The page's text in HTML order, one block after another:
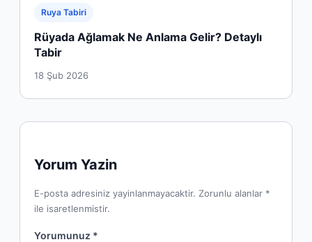
Ruya Tabiri
Rüyada Ağlamak Ne Anlama Gelir? Detaylı
Tabir
18 Şub 2026
Yorum Yazin
E-posta adresiniz yayinlanmayacaktir. Zorunlu alanlar *
ile isaretlenmistir.
Yorumunuz *